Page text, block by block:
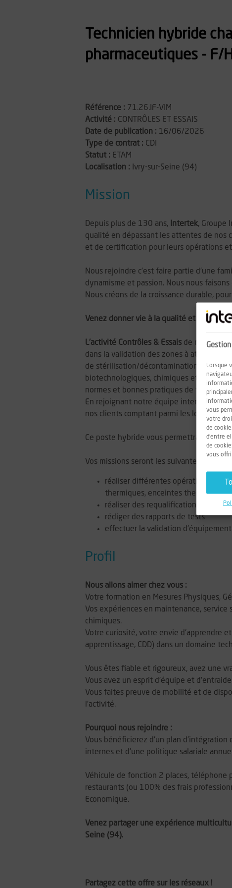
Lorsque
vous
votre
de
d'entre
de
vous
Technicien hybride
pharmaceutiques - F/
Référence : 71.26.IF-VIM
Activité : CONTRÔLES ET ESSAIS
Date de publication : 16/06/2026
Type de contrat : CDI
Statut : ETAM
Localisation :
Ivry-sur-Seine (94)
Mission
Depuis plus de 130 ans, Intertek, Groupe
qualité en dépassant les attentes de nos
et de certification pour leurs opérations
Nous rejoindre c'est faire partie d'une
dynamisme et passion. Nous nous
Nous créons de la croissance durable,
Venez donner vie à la qualité et la
L'activité Contrôles & Essais de notre
dans la validation des zones à
de stérilisation/décontamination,
biotechnologiques, chimiques et
normes et bonnes pratiques de fabrication
En rejoignant notre équipe interne
nos clients comptant parmi les leaders
Ce poste hybride vous permettra de
Vos missions seront les suivantes :
réaliser différentes opérations de
thermiques, enceintes
réaliser des requalifications
rédiger des rapports de tests
effectuer la validation
Profil
Nous allons aimer chez vous :
Votre formation en Mesures Physiques,
Vos expériences en maintenance,
chimiques.
Votre curiosité, votre envie d'apprendre
apprentissage, CDD) dans un domaine
Vous êtes fiable et rigoureux, avez une
Vous avez un esprit d'équipe et
Vous faites preuve de mobilité et de
l'activité.
Pourquoi nous rejoindre :
Vous bénéficierez d'un plan
internes et d'une politique salariale
Véhicule de fonction 2 places, téléphone
restaurants (ou 100% des frais
Economique.
Venez partager une expérience
Seine (94).
Partagez cette offre sur les réseaux !